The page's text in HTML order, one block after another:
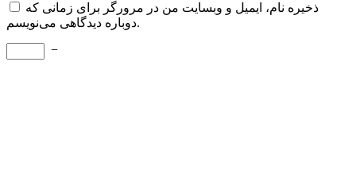
ذخیره نام، ایمیل و وبسایت من در مرورگر برای زمانی که
دوباره دیدگاهی می‌نویسم.
−